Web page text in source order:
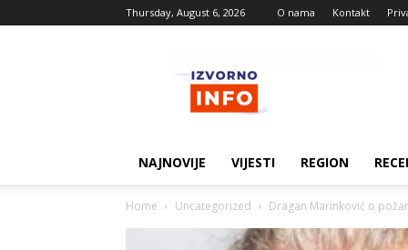
Thursday, August 6, 2026 O nama Kontakt
vijesti
NAJNOVIJE VIJESTI REGION
Home Uncategorized Dragan Marinković o